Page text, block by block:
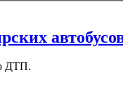
ДТП.